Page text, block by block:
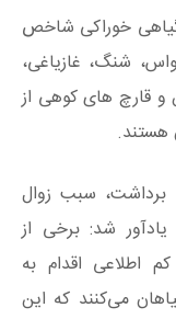
حدود ۱۵ تا ۲۰ گونه گیاهی خوراکی شاخص
شنگ، غازیاغی،
و قارچ های کوهی از
هستند.
برداشت، سبب زوال
شد: برخی از
اطلاعی اقدام به
می‌کنند که این